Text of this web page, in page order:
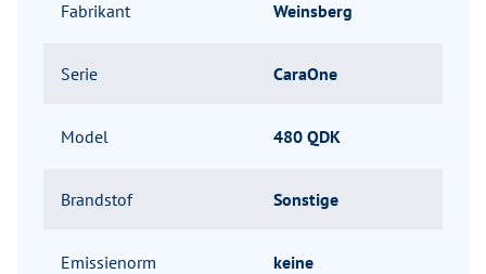
Fabrikant Weinsberg
Serie CaraOne
Model 480 QDK
Brandstof Sonstige
Emissienorm keine